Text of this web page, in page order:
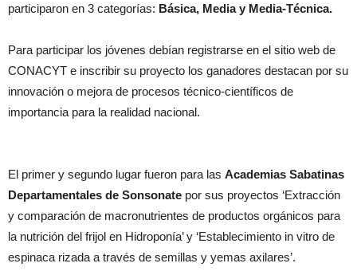
participaron en 3 categorías: Básica, Media y Media-Técnica.
Para participar los jóvenes debían registrarse en el sitio web de
CONACYT e inscribir su proyecto los ganadores destacan por su
innovación o mejora de procesos técnico-científicos de
importancia para la realidad nacional.
El primer y segundo lugar fueron para las Academias Sabatinas
Departamentales de Sonsonate por sus proyectos ‘Extracción
y comparación de macronutrientes de productos orgánicos para
la nutrición del frijol en Hidroponía’ y ‘Establecimiento in vitro de
espinaca rizada a través de semillas y yemas axilares’.